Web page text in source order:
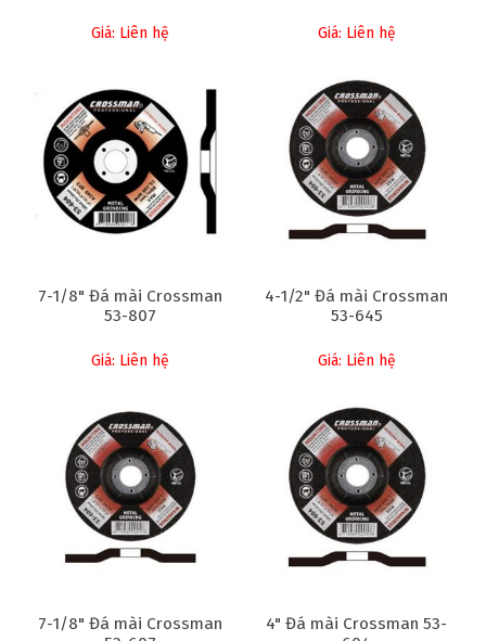
Giá: Liên hệ Giá: Liên hệ
7-1/8" Đá mài Crossman
53-807
Giá: Liên hệ
4-1/2" Đá mài Crossman
53-645
Giá: Liên hệ
7-1/8" Đá mài Crossman
4" Đá mài Crossman 53-